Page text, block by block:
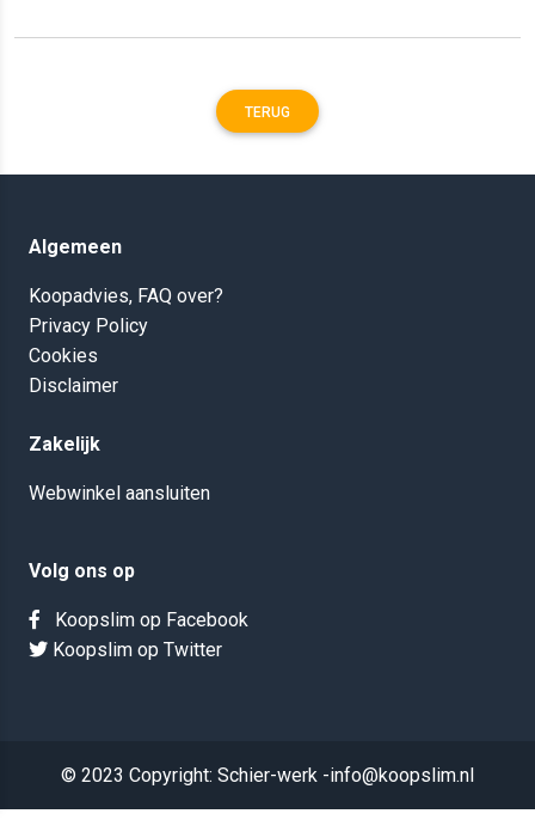
TERUG
Algemeen
Koopadvies, FAQ over?
Privacy Policy
Cookies
Disclaimer
Zakelijk
Webwinkel aansluiten
Volg ons op
Koopslim op Facebook
Koopslim op Twitter
© 2023 Copyright: Schier-werk -info@koopslim.nl